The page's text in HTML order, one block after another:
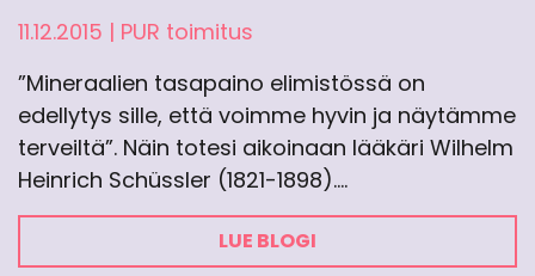
11.12.2015 | PUR toimitus
”Mineraalien tasapaino elimistössä on
edellytys sille, että voimme hyvin ja näytämme
terveiltä”. Näin totesi aikoinaan lääkäri Wilhelm
Heinrich Schüssler (1821-1898).…
LUE BLOGI